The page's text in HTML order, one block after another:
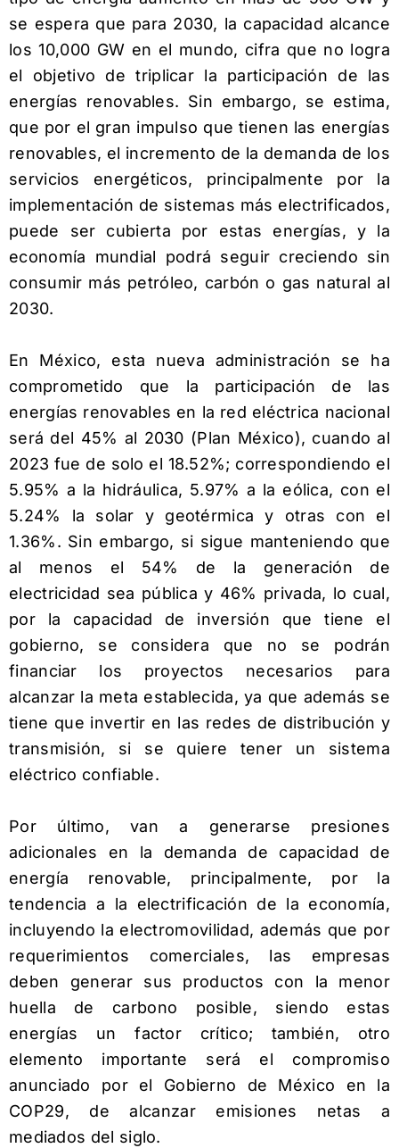
se espera que para 2030, la capacidad alcance
los 10,000 GW en el mundo, cifra que no logra
el objetivo de triplicar la participación de las
energías renovables. Sin embargo, se estima,
que por el gran impulso que tienen las energías
renovables, el incremento de la demanda de los
servicios energéticos, principalmente por la
implementación de sistemas más electrificados,
puede ser cubierta por estas energías, y la
economía mundial podrá seguir creciendo sin
consumir más petróleo, carbón o gas natural al
2030.
En México, esta nueva administración se ha
comprometido que la participación de las
energías renovables en la red eléctrica nacional
será del 45% al 2030 (Plan México), cuando al
2023 fue de solo el 18.52%; correspondiendo el
5.95% a la hidráulica, 5.97% a la eólica, con el
5.24% la solar y geotérmica y otras con el
1.36%. Sin embargo, si sigue manteniendo que
al menos el 54% de la generación de
electricidad sea pública y 46% privada, lo cual,
por la capacidad de inversión que tiene el
gobierno, se considera que no se podrán
financiar los proyectos necesarios para
alcanzar la meta establecida, ya que además se
tiene que invertir en las redes de distribución y
transmisión, si se quiere tener un sistema
eléctrico confiable.
Por último, van a generarse presiones
adicionales en la demanda de capacidad de
energía renovable, principalmente, por la
tendencia a la electrificación de la economía,
incluyendo la electromovilidad, además que por
requerimientos comerciales, las empresas
deben generar sus productos con la menor
huella de carbono posible, siendo estas
energías un factor crítico; también, otro
elemento importante será el compromiso
anunciado por el Gobierno de México en la
COP29, de alcanzar emisiones netas a
mediados del siglo.